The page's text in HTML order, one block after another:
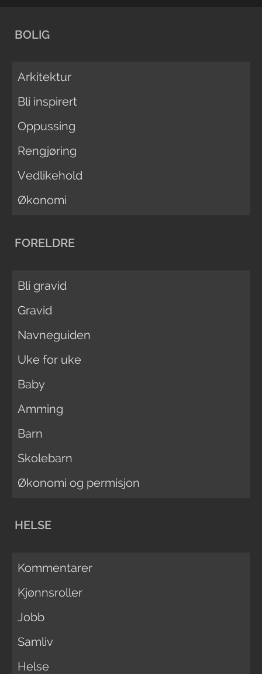
BOLIG
Arkitektur
Bli inspirert
Oppussing
Rengjøring
Vedlikehold
Økonomi
FORELDRE
Bli gravid
Gravid
Navneguiden
Uke for uke
Baby
Amming
Barn
Skolebarn
Økonomi og permisjon
HELSE
Kommentarer
Kjønnsroller
Jobb
Samliv
Helse